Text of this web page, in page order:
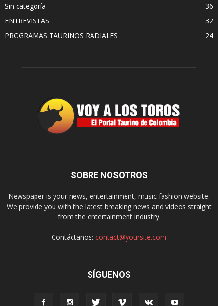
Sin categoría
36
ENTREVISTAS
32
PROGRAMAS TAURINOS RADIALES
24
SOBRE NOSOTROS
Newspaper is your news, entertainment, music fashion website.
We provide you with the latest breaking news and videos straight
from the entertainment industry.
Contáctanos: contact@yoursite.com
SÍGUENOS